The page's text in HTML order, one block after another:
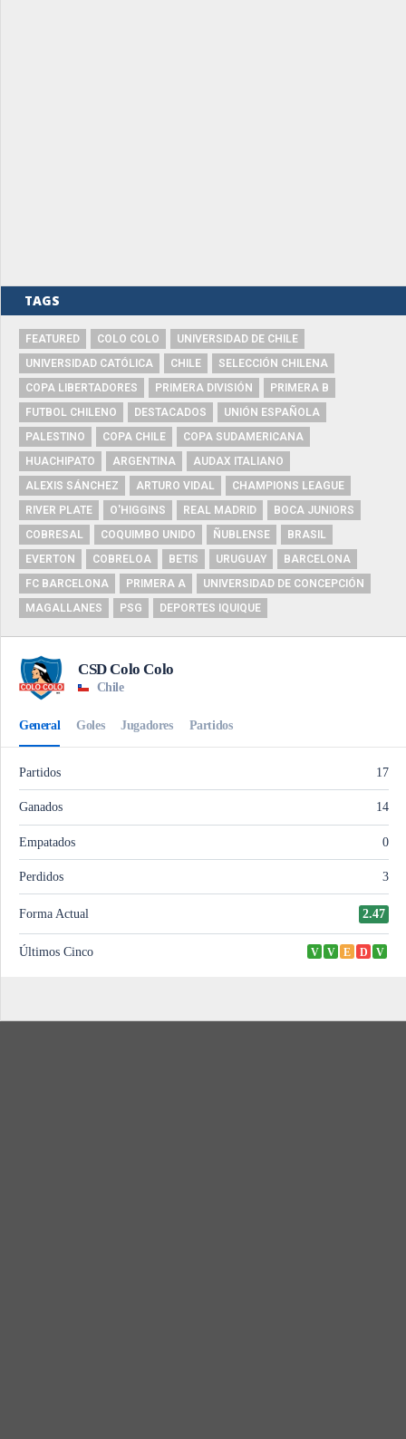
TAGS
FEATURED COLO COLO
UNIVERSIDAD DE CHILE
UNIVERSIDAD CATÓLICA
CHILE
SELECCIÓN CHILENA
COPA LIBERTADORES
PRIMERA DIVISIÓN
PRIMERA B
FUTBOL CHILENO
DESTACADOS
UNIÓN ESPAÑOLA
PALESTINO
COPA CHILE
COPA SUDAMERICANA
HUACHIPATO
ARGENTINA
AUDAX ITALIANO
ALEXIS SÁNCHEZ
ARTURO VIDAL
CHAMPIONS LEAGUE
RIVER PLATE
O'HIGGINS REAL MADRID
BOCA JUNIORS
COBRESAL
COQUIMBO UNIDO ÑUBLENSE
BRASIL
EVERTON
COBRELOA BETIS URUGUAY
BARCELONA
FC BARCELONA
PRIMERA A
UNIVERSIDAD DE CONCEPCIÓN
MAGALLANES
PSG DEPORTES IQUIQUE